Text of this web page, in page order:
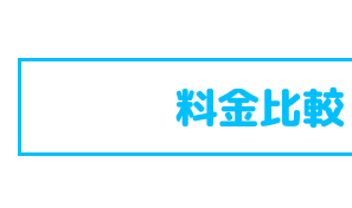
料金比較